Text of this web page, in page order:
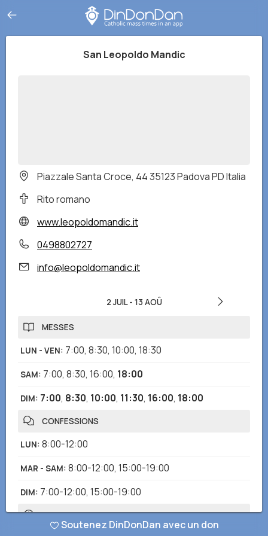
San Leopoldo Mandic
Piazzale Santa Croce, 44 35123 Padova PD Italia
Rito romano
www.leopoldomandic.it
0498802727
info@leopoldomandic.it
2 JUIL- 13 AOÛ
MESSES
LUN - VEN: 7:00, 8:30, 10:00, 18:30
SAM: 7:00, 8:30, 16:00, 18:00
DIM: 7:00, 8:30, 10:00, 11:30, 16:00, 18:00
CONFESSIONS
LUN: 8:00-12:00
MAR - SAM: 8:00-12:00, 15:00-19:00
DIM: 7:00-12:00, 15:00-19:00
HEURES D'OUVERTURE
Soutenez DinDonDan avec un don